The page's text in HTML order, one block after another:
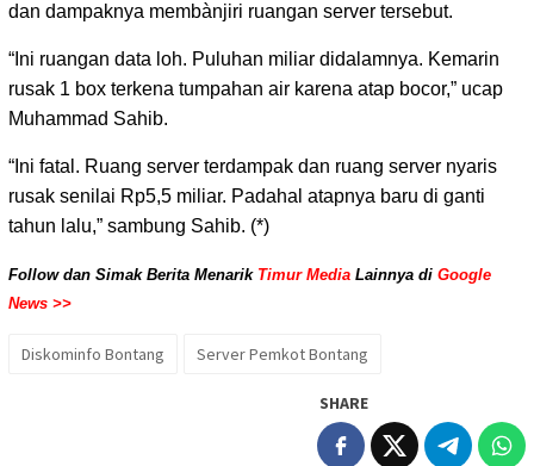
dan dampaknya membànjiri ruangan server tersebut.
“Ini ruangan data loh. Puluhan miliar didalamnya. Kemarin
rusak 1 box terkena tumpahan air karena atap bocor,” ucap
Muhammad Sahib.
“Ini fatal. Ruang server terdampak dan ruang server nyaris
rusak senilai Rp5,5 miliar. Padahal atapnya baru di ganti
tahun lalu,” sambung Sahib. (*)
Follow dan Simak Berita Menarik Timur Media Lainnya di Google
News >>
Diskominfo Bontang Server Pemkot Bontang
SHARE